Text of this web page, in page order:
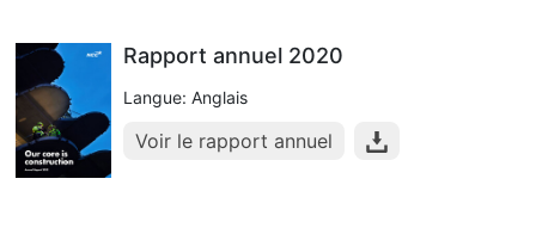
Rapport annuel 2020
Langue: Anglais
Voir le rapport annuel